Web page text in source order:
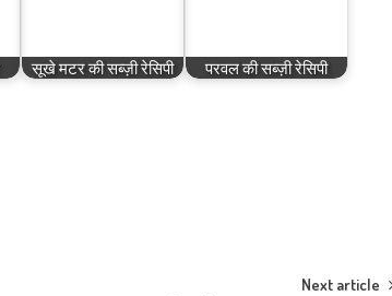
सूखे मटर की सब्ज़ी रेसिपी परवल की सब्ज़ी रेसिपी
Next article